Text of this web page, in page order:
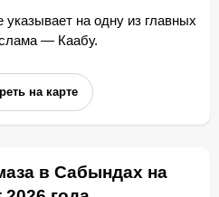
на одну из главных
— Каабу.
на карте
в Сабындах на